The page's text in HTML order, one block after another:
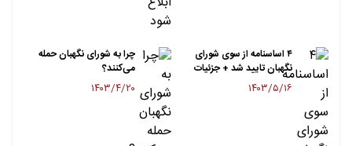
۴ اساسنامه از سوی شورای
نگهبان تایید شد + جزئیات
۱۴۰۳/۵/۱۶
چرا به شورای نگهبان حمله
می‌کنند؟
۱۴۰۳/۴/۲۰